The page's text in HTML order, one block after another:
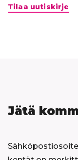
Tilaa uutiskirje
Jätä